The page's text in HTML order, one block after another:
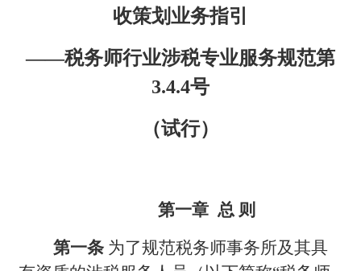
收策划业务指引
——税务师行业涉税专业服务规范第
3.4.4号
（试行）
第一章 总 则
第一条 为了规范税务师事务所及其具